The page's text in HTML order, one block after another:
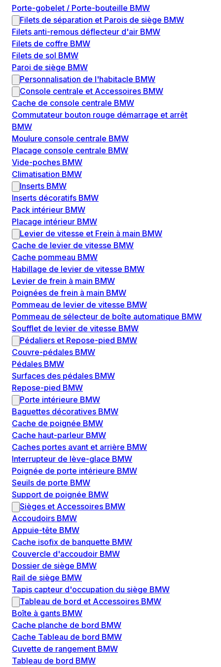
Porte-gobelet / Porte-bouteille BMW
Filets de séparation et Parois de siège BMW
Filets anti-remous déflecteur d'air BMW
Filets de coffre BMW
Filets de sol BMW
Paroi de siège BMW
Personnalisation de l'habitacle BMW
Console centrale et Accessoires BMW
Cache de console centrale BMW
Commutateur bouton rouge démarrage et arrêt
BMW
Moulure console centrale BMW
Placage console centrale BMW
Vide-poches BMW
Climatisation BMW
Inserts BMW
Inserts décoratifs BMW
Pack intérieur BMW
Placage intérieur BMW
Levier de vitesse et Frein à main BMW
Cache de levier de vitesse BMW
Cache pommeau BMW
Habillage de levier de vitesse BMW
Levier de frein à main BMW
Poignées de frein à main BMW
Pommeau de levier de vitesse BMW
Pommeau de sélecteur de boîte automatique BMW
Soufflet de levier de vitesse BMW
Pédaliers et Repose-pied BMW
Couvre-pédales BMW
Pédales BMW
Surfaces des pédales BMW
Repose-pied BMW
Porte intérieure BMW
Baguettes décoratives BMW
Cache de poignée BMW
Cache haut-parleur BMW
Caches portes avant et arrière BMW
Interrupteur de lève-glace BMW
Poignée de porte intérieure BMW
Seuils de porte BMW
Support de poignée BMW
Sièges et Accessoires BMW
Accoudoirs BMW
Appuie-tête BMW
Cache isofix de banquette BMW
Couvercle d'accoudoir BMW
Dossier de siège BMW
Rail de siège BMW
Tapis capteur d'occupation du siège BMW
Tableau de bord et Accessoires BMW
Boîte à gants BMW
Cache planche de bord BMW
Cache Tableau de bord BMW
Cuvette de rangement BMW
Tableau de bord BMW